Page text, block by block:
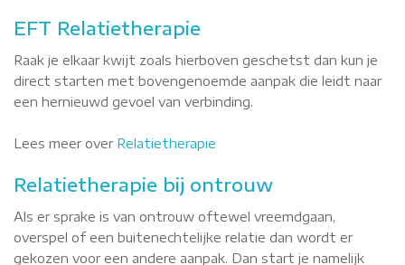
EFT Relatietherapie
Raak je elkaar kwijt zoals hierboven geschetst dan kun je
direct starten met bovengenoemde aanpak die leidt naar
een hernieuwd gevoel van verbinding.
Lees meer over Relatietherapie
Relatietherapie bij ontrouw
Als er sprake is van ontrouw oftewel vreemdgaan,
overspel of een buitenechtelijke relatie dan wordt er
gekozen voor een andere aanpak. Dan start je namelijk